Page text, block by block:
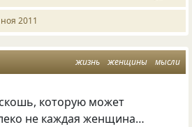
2011
жизнь женщины мысли
которую может
не каждая женщина…